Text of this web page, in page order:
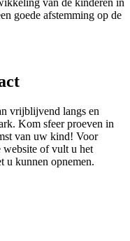
van de kinderen in
goede afstemming op de
vrijblijvend langs en
Kom sfeer proeven in
van uw kind! Voor
website of vult u het
u kunnen opnemen.